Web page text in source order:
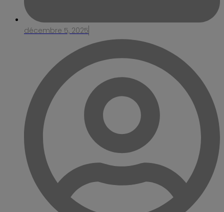
décembre 5, 2025